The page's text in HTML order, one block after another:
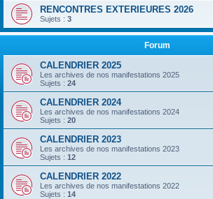
RENCONTRES EXTERIEURES 2026
Sujets : 3
Forum
CALENDRIER 2025
Les archives de nos manifestations 2025
Sujets : 24
CALENDRIER 2024
Les archives de nos manifestations 2024
Sujets : 20
CALENDRIER 2023
Les archives de nos manifestations 2023
Sujets : 12
CALENDRIER 2022
Les archives de nos manifestations 2022
Sujets : 14